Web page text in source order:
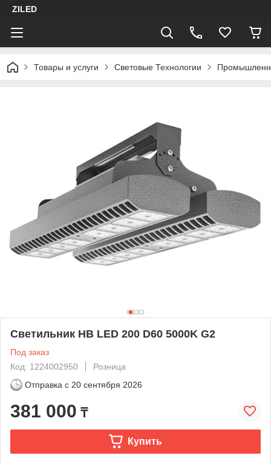
ZILED
Товары и услуги Световые Технологии
Светильник HB LED 200 D60 5000K G2
Под заказ
Код: 1224002950
Розница
Отправка с 20 сентября 2026
381 000 ₸
Купить